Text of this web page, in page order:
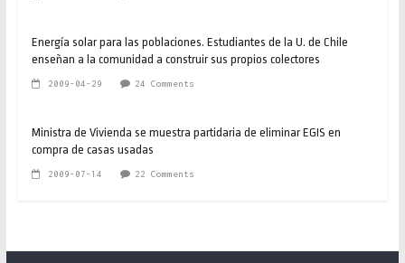
Energía solar para las poblaciones. Estudiantes de la U. de Chile
enseñan a la comunidad a construir sus propios colectores
2009-04-29 24 Comments
Ministra de Vivienda se muestra partidaria de eliminar EGIS en
compra de casas usadas
2009-07-14 22 Comments